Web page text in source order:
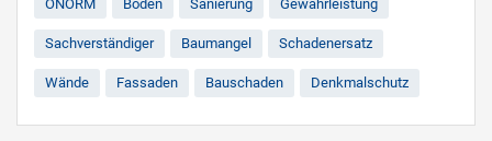
ÖNORM Boden Sanierung Gewährleistung
Sachverständiger Baumangel Schadenersatz
Wände Fassaden Bauschaden Denkmalschutz